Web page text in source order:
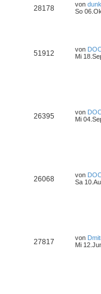
28178 von
So
51912 von
Mi
26395 von
Mi
26068 von
Sa
27817 von
Mi